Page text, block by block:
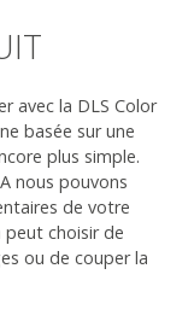
avec la DLS Color
basée sur une
plus simple.
nous pouvons
de votre
peut choisir de
ou de couper la